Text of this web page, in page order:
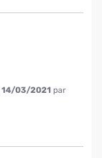
14/03/2021 par